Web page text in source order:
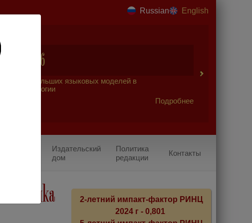
Russian English
№2, 2026
больших языковых моделей в
урологии
Подробнее
Издательский
дом
Политика
редакции
Контакты
2-летний импакт-фактор РИНЦ
2024 г - 0,801